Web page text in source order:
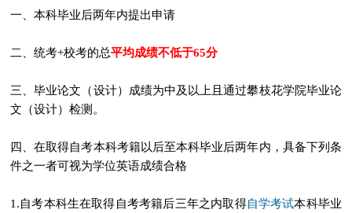
一、本科毕业后两年内提出申请
二、统考+校考的总平均成绩不低于65分
三、毕业论文（设计）成绩为中及以上且通过攀枝花学院毕业论
文（设计）检测。
四、在取得自考本科考籍以后至本科毕业后两年内，具备下列条
件之一者可视为学位英语成绩合格
1.自考本科生在取得自考考籍后三年之内取得自学考试本科毕业